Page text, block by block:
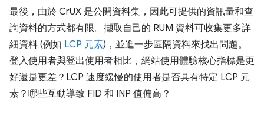
最後，由於 CrUX 是公開資料集，因此可提供的資訊量和查
詢資料的方式都有限。擷取自己的 RUM 資料可收集更多詳
細資料 (例如 LCP 元素)，並進一步區隔資料來找出問題。
登入使用者與登出使用者相比，網站使用體驗核心指標是更
好還是更差？LCP 速度緩慢的使用者是否具有特定 LCP 元
素？哪些互動導致 FID 和 INP 值偏高？